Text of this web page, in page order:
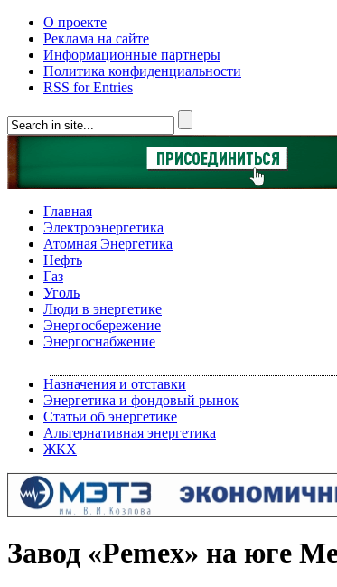
О проекте
Реклама на сайте
Информационные партнеры
Политика конфиденциальности
RSS for Entries
Главная
Электроэнергетика
Атомная Энергетика
Нефть
Газ
Уголь
Люди в энергетике
Энергосбережение
Энергоснабжение
Назначения и отставки
Энергетика и фондовый рынок
Статьи об энергетике
Альтернативная энергетика
ЖКХ
Завод «Pemex» на юге